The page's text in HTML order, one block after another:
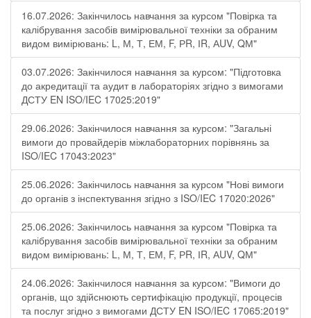
16.07.2026: Закінчилось навчання за курсом "Повірка та
калібрування засобів вимірювальної техніки за обраним
видом вимірювань: L, М, Т, ЕМ, F, РR, ІR, АUV, QМ"
03.07.2026: Закінчилося навчання за курсом: "Підготовка
до акредитації та аудит в лабораторіях згідно з вимогами
ДСТУ EN ISO/IEC 17025:2019"
29.06.2026: Закінчилося навчання за курсом: "Загальні
вимоги до провайдерів міжлабораторних порівнянь за
ISO/IEC 17043:2023"
25.06.2026: Закінчилось навчання за курсом "Нові вимоги
до органів з інспектування згідно з ISO/IEC 17020:2026"
25.06.2026: Закінчилось навчання за курсом "Повірка та
калібрування засобів вимірювальної техніки за обраним
видом вимірювань: L, М, Т, ЕМ, F, РR, ІR, АUV, QМ"
24.06.2026: Закінчилося навчання за курсом: "Вимоги до
органів, що здійснюють сертифікацію продукції, процесів
та послуг згідно з вимогами ДСТУ EN ISO/IEC 17065:2019"